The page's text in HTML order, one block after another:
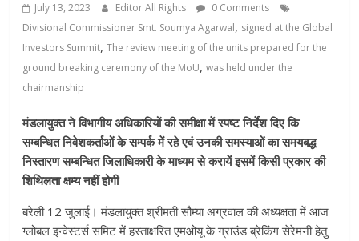
July 13, 2023 Editor All Rights
0 Comments
Divisional Commissioner Smt. Soumya Agarwal, signed at the Global
Investors Summit,The review meeting of the units prepared for the
ground breaking ceremony of the MoU,was held under the
chairmanship
मंडलायुक्त ने विभागीय अधिकारियों की समीक्षा में स्पष्ट निर्देश दिए कि
सम्बन्धित निवेशकर्ताओं के सम्पर्क में रहे एवं उनकी समस्याओं का समयबद्ध
निस्तारण सम्बन्धित जिलाधिकारी के माध्यम से करायें इसमें किसी प्रकार की
शिथिलता क्षम्य नहीं होगी
बरेली 12 जुलाई। मंडलायुक्त श्रीमती सौम्या अग्रवाल की अध्यक्षता में आज
ग्लोबल इन्वेस्टर्स समिट में हस्ताक्षरित एमओयू के ग्राउंड ब्रेकिंग सेरेमनी हेतु